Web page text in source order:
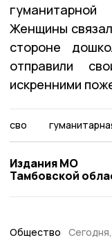
Женщины
стороне
отправили
искренними
сво
Издания МО
Тамбовской
Общество Сегодня,